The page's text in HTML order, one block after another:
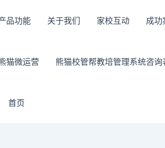
品功能 关于我们 家校互动 成功
猫微运营 熊猫校管帮教培管理系统咨询
首页